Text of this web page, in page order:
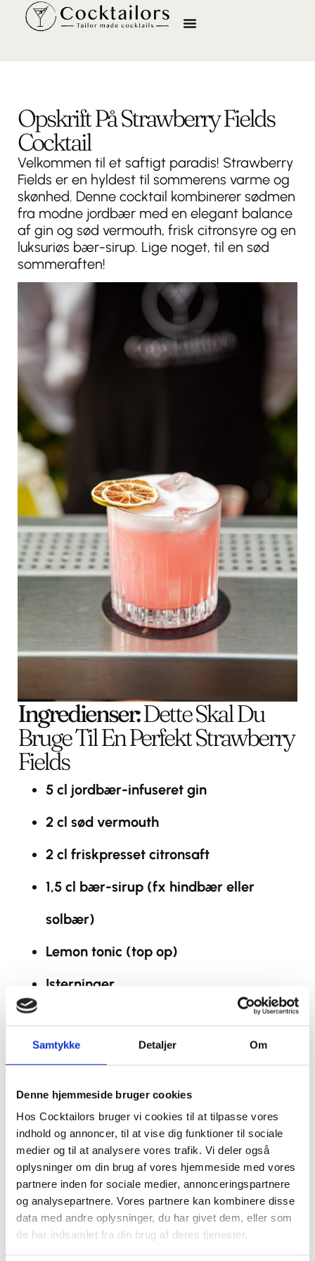
Samtykke Detaljer Om
Denne hjemmeside bruger cookies
Hos Cocktailors bruger vi cookies til at tilpasse vores
indhold og annoncer, til at vise dig funktioner til sociale
medier og til at analysere vores trafik. Vi deler også
oplysninger om din brug af vores hjemmeside med vores
partnere inden for sociale medier, annonceringspartnere
og analysepartnere. Vores partnere kan kombinere disse
data med andre oplysninger, du har givet dem, eller som
de har indsamlet fra din brug af deres tjenester.
Opskrift På Strawberry Fields
Cocktail
Velkommen til et saftigt paradis! Strawberry
Fields er en hyldest til sommerens varme og
skønhed. Denne cocktail kombinerer sødmen
fra modne jordbær med en elegant balance
af gin og sød vermouth, frisk citronsyre og en
luksuriøs bær-sirup. Lige noget, til en sød
sommeraften!
Ingredienser:Dette Skal Du
Bruge Til En Perfekt Strawberry
Fields
5 cl jordbær-infuseret gin
2 cl sød vermouth
2 cl friskpresset citronsaft
1,5 cl bær-sirup (fx hindbær eller
solbær)
Lemon tonic (top op)
Isterninger
Pynt: Friske jordbær og citronzest
Fremgangsmåde:
Sådan Laver
Følg disse trin for at lave den perfekte
Strawberry Fields:
1.Forbered cocktailen: Fyld en shaker med
isterninger. Tilsæt jordbær-gin, sød
vermouth, frisk citronsaft og bær-sirup.
2.Shake it up: Ryst kraftigt i ca. 15 sekunder,
indtil blandingen er godt kølet og
kombineret.